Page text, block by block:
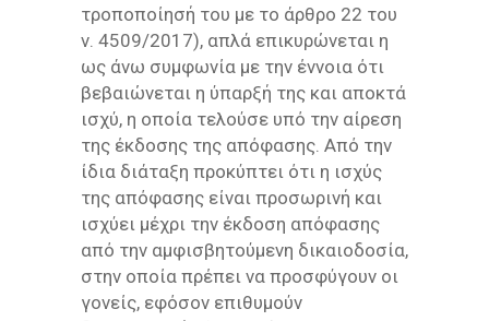
τροποποίησή του με το άρθρο 22 του
ν. 4509/2017), απλά επικυρώνεται η
ως άνω συμφωνία με την έννοια ότι
βεβαιώνεται η ύπαρξή της και αποκτά
ισχύ, η οποία τελούσε υπό την αίρεση
της έκδοσης της απόφασης. Από την
ίδια διάταξη προκύπτει ότι η ισχύς
της απόφασης είναι προσωρινή και
ισχύει μέχρι την έκδοση απόφασης
από την αμφισβητούμενη δικαιοδοσία,
στην οποία πρέπει να προσφύγουν οι
γονείς, εφόσον επιθυμούν